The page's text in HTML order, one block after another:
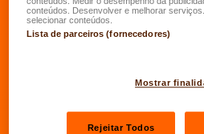
conteúdos. Desenvolver e melhorar
selecionar conteúdos.
Lista de parceiros (fornecedores)
Mostrar
Rejeitar Todos